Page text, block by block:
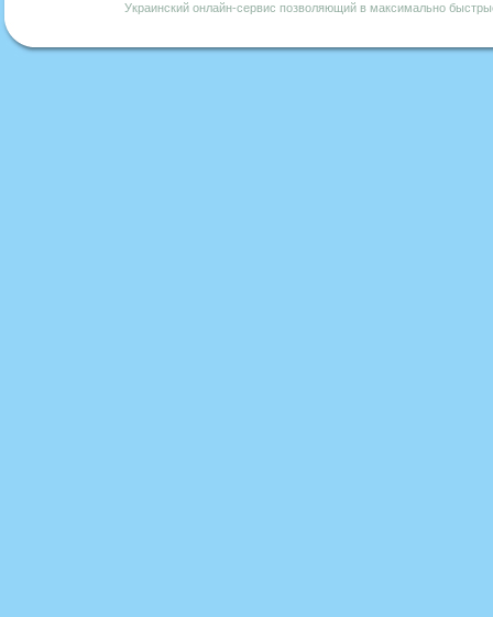
Украинский онлайн-сервис позволяющий в максимально